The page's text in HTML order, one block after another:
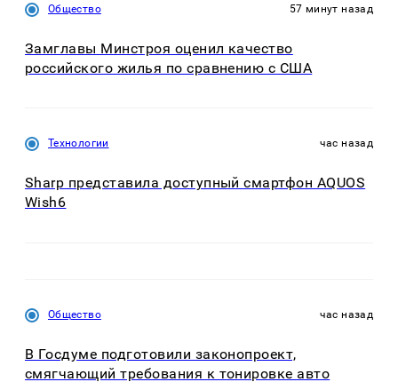
Общество 57 минут назад
Замглавы Минстроя оценил качество
российского жилья по сравнению с США
Технологии час назад
Sharp представила доступный смартфон AQUOS
Wish6
Общество час назад
В Госдуме подготовили законопроект,
смягчающий требования к тонировке авто